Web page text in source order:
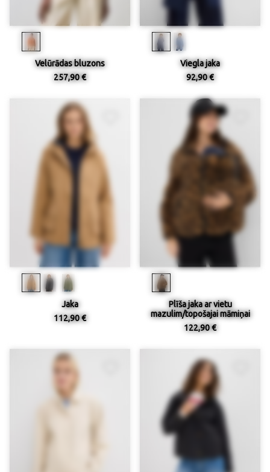
Velūrādas bluzons
257,90 €
Viegla jaka
92,90 €
Jaka
112,90 €
Plīša jaka ar vietu
mazulim/topošajai māmiņai
122,90 €